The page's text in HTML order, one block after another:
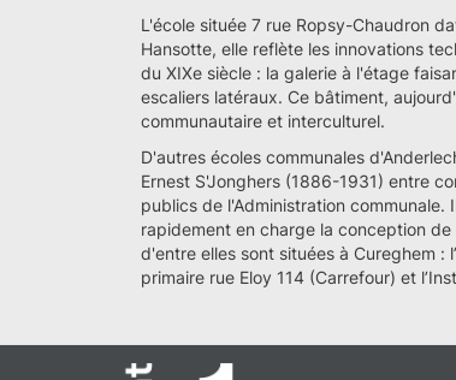
L'école située 7 rue Ropsy-Chaudron
Hansotte, elle reflète les innovations
du XIXe siècle : la galerie à l'étage
escaliers latéraux. Ce bâtiment,
communautaire et interculturel.
D'autres écoles communales
Ernest S'Jonghers (1886-1931) entre
publics de l'Administration
rapidement en charge la conception
d'entre elles sont situées à Cureghem :
primaire rue Eloy 114 (Carrefour) et